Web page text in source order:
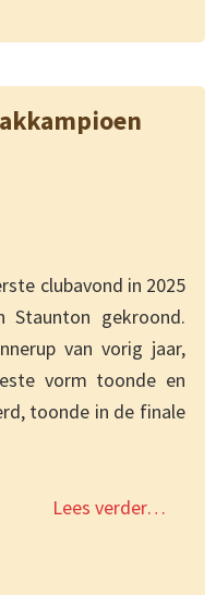
clubavond in 2025
Staunton gekroond.
van vorig jaar,
vorm toonde en
toonde in de finale
Lees verder…